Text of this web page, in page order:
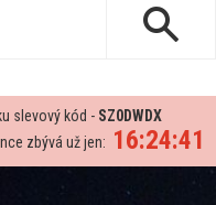
slevový kód - SZ0DWDX
16:24:40
zbývá už jen: